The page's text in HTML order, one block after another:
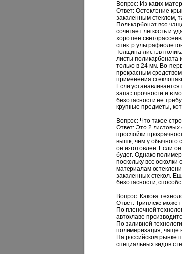
Вопрос: Из каких
Ответ: Остекление
закаленным стеклом,
Поликарбонат все
сочетает легкость и
хорошее
спектр
Толщина листов
листы поликарбоната
только в 24 мм. Во-
прекрасным
применения
Если
запас прочности и в
безопасности не
крупные предметы,
Вопрос: Что такое
Ответ: Это 2 листовых
прослойки
выше, чем у обычного
он изготовлен. Если
будет. Однако
поскольку все
материалам
закаленных стекол.
безопасности,
Вопрос: Какова
Ответ: Триплекс может
По пленочной
автоклаве
По заливной
полимеризация, чаще
На российском рынке
специальных видов